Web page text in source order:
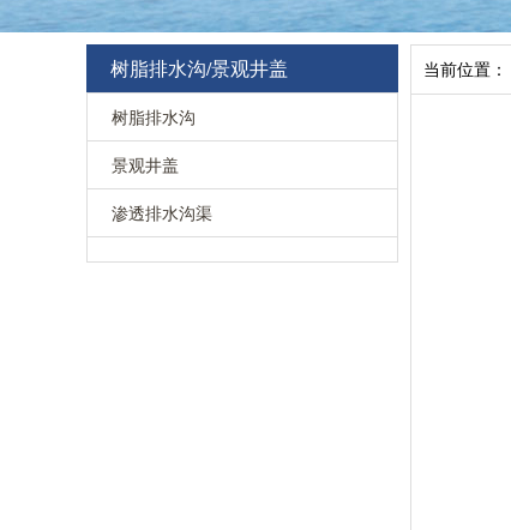
树脂排水沟/景观井盖
树脂排水沟
景观井盖
渗透排水沟渠
当前位置：